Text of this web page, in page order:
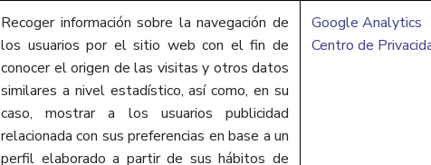
Recoger información sobre la navegación de
los usuarios por el sitio web con el fin de
conocer el origen de las visitas y otros datos
similares a nivel estadístico, así como, en su
caso, mostrar a los usuarios publicidad
relacionada con sus preferencias en base a un
perfil elaborado a partir de sus hábitos de
Google Analytics
Centro de